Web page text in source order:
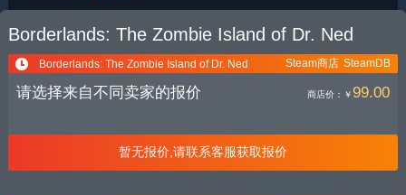
Borderlands: The Zombie Island of Dr. Ned
Borderlands: The Zombie Island of Dr. Ned SteamDB
Steam商店
请选择来自不同卖家的报价 商店价： ￥ 99.00
暂无报价,请联系客服获取报价